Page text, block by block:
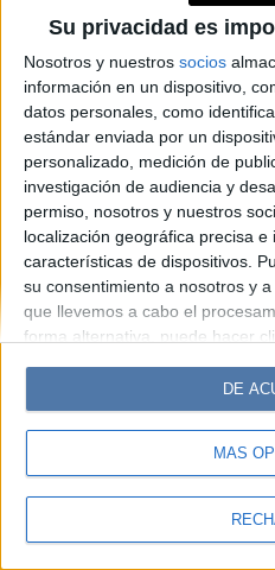
Su privacidad es
Nosotros y nuestros socios
información en un dispositivo,
datos personales, como
estándar enviada por un
personalizado, medición de
investigación de audiencia y
permiso, nosotros y nuestros
localización geográfica precisa
características de dispositivos.
su consentimiento a nosotros y
que llevemos a cabo el
forma alternativa, puede hacer
cambiar sus preferencias antes
Tenga en cuenta que algún
personales puede no requerir
tiene el derecho de rechazar tal
sus preferencias o retirar su
MÁS
DE
Look
Luz Mía
© Perfil.com 2006-2019 -
Registro de Propiedad